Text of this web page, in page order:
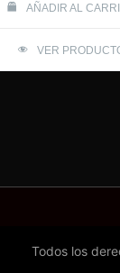
AÑADIR AL
VER
Todos los